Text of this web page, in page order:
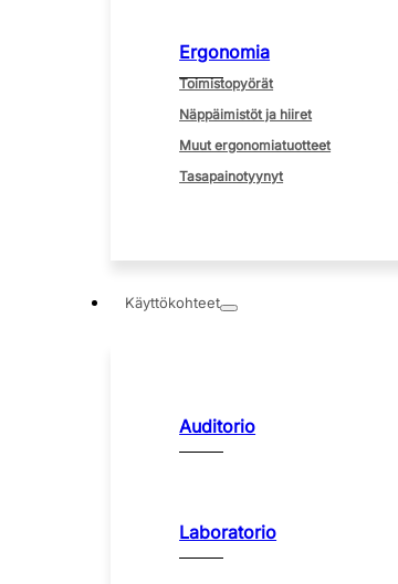
Ergonomia
Toimistopyörät
Näppäimistöt ja hiiret
Muut ergonomiatuotteet
Tasapainotyynyt
Käyttökohteet
Auditorio
Laboratorio